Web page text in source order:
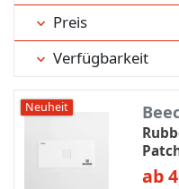
Preis
Verfügbarkeit
Neuheit
ab